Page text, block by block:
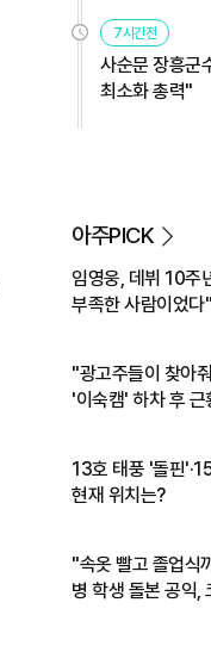
7시간전
사순문 장흥군
최소화 총력"
아주PICK
임영웅, 데뷔 10주
부족한 사람이었다"
"광고주들이 찾아
'이숙캠' 하차 후 근
13호 태풍 '돌핀
현재 위치는?
"속옷 빨고 졸업식
병 학생 돌본 공익,